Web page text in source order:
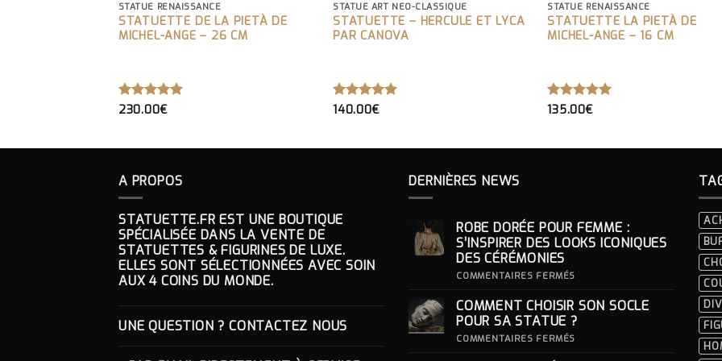
STATUE RENAISSANCE
STATUETTE DE LA PIETÀ DE
MICHEL-ANGE – 26 CM
NOTE5.00
230.00€
STATUE ART NEO-CLASSIQUE
STATUETTE – HERCULE ET LYCA
PAR CANOVA
NOTE5.00
140.00€
STATUE RENAISSANCE
STATUETTE LA PIETÀ DE
MICHEL-ANGE – 16 CM
NOTE5.00
135.00€
A PROPOS
STATUETTE.FR EST UNE BOUTIQUE
SPÉCIALISÉE DANS LA VENTE DE
STATUETTES & FIGURINES DE LUXE.
ELLES SONT SÉLECTIONNÉES AVEC SOIN
AUX 4 COINS DU MONDE.
UNE QUESTION ? CONTACTEZ NOUS
DERNIÈRES NEWS
ROBE DORÉE POUR FEMME :
S’INSPIRER DES LOOKS ICONIQUES
DES CÉRÉMONIES
COMMENTAIRES FERMÉS
POUR
FEMME
COMMENT CHOISIR SON SOCLE
POUR SA STATUE ?
COMMENTAIRES FERMÉS